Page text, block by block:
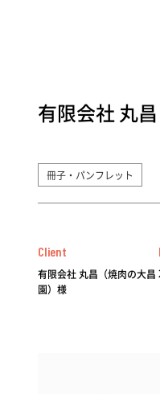
有限会社 丸
冊子・パンフレット
Client
有限会社 丸昌（焼肉の大昌
園）様